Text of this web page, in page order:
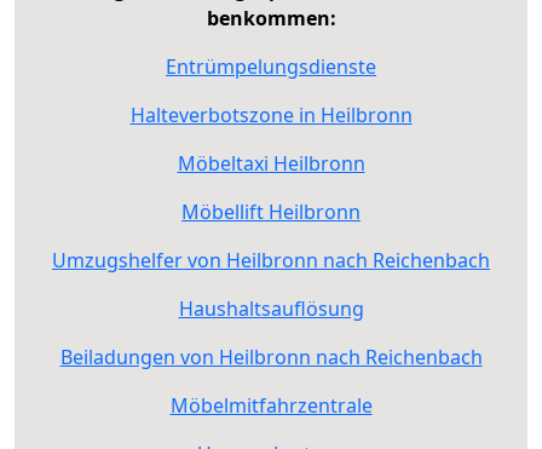
benkommen:
Entrümpelungsdienste
Halteverbotszone in Heilbronn
Möbeltaxi Heilbronn
Möbellift Heilbronn
Umzugshelfer von Heilbronn nach Reichenbach
Haushaltsauflösung
Beiladungen von Heilbronn nach Reichenbach
Möbelmitfahrzentrale